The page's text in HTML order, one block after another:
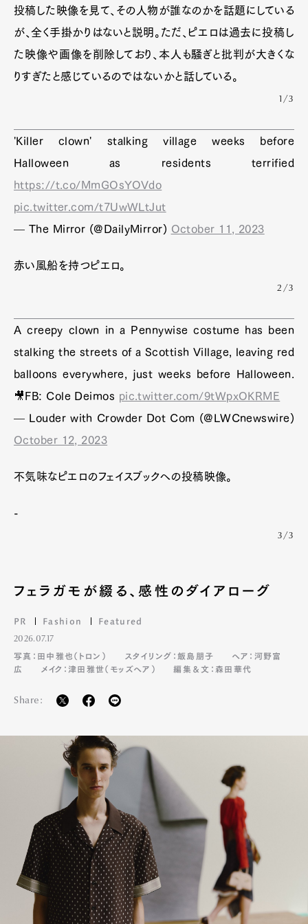
Art&DesignWatchFashion
Gourmet
Cars
ProductCulture Lifestyle
投稿した映像を見て、その人物が誰なのかを話題にしている
が、全く手掛かりはないと説明。ただ、ピエロは過去に投稿し
た映像や画像を削除しており、本人も騒ぎと批判が大きくな
りすぎたと感じているのではないかと話している。
1/3
'Killer clown' stalking village weeks before
Halloween as residents terrified
https://t.co/MmGOsYOVdo
pic.twitter.com/t7UwWLtJut
— The Mirror (@DailyMirror) October 11, 2023
赤い風船を持つピエロ。
2/3
A creepy clown in a Pennywise costume has been
stalking the streets of a Scottish Village, leaving red
balloons everywhere, just weeks before Halloween.
🎥FB: Cole Deimos pic.twitter.com/9tWpxOKRME
— Louder with Crowder Dot Com (@LWCnewswire)
October 12, 2023
不気味なピエロのフェイスブックへの投稿映像。
-
3/3
フェラガモが綴る、感性のダイアローグ
PR Fashion Featured
2026.07.17
写真：田中雅也（トロン）
スタイリング：飯島朋子
ヘア：河野富
広
メイク：津田雅世（モッズヘア） 編集＆文：森田華代
Share: